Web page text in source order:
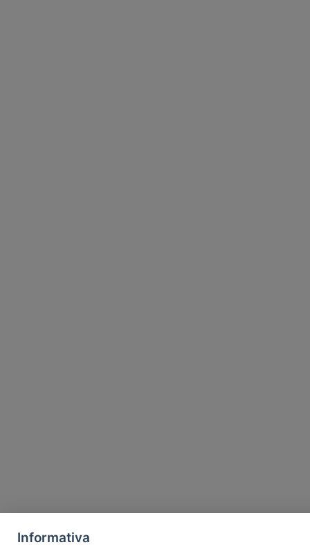
Informativa